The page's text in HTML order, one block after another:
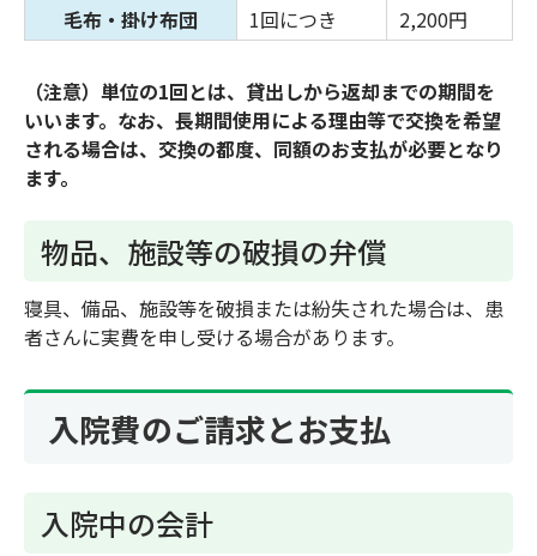
毛布・掛け布団 1回につき 2,200円
（注意）単位の1回とは、貸出しから返却までの期間を
いいます。なお、長期間使用による理由等で交換を希望
される場合は、交換の都度、同額のお支払が必要となり
ます。
物品、施設等の破損の弁償
寝具、備品、施設等を破損または紛失された場合は、患
者さんに実費を申し受ける場合があります。
入院費のご請求とお支払
入院中の会計